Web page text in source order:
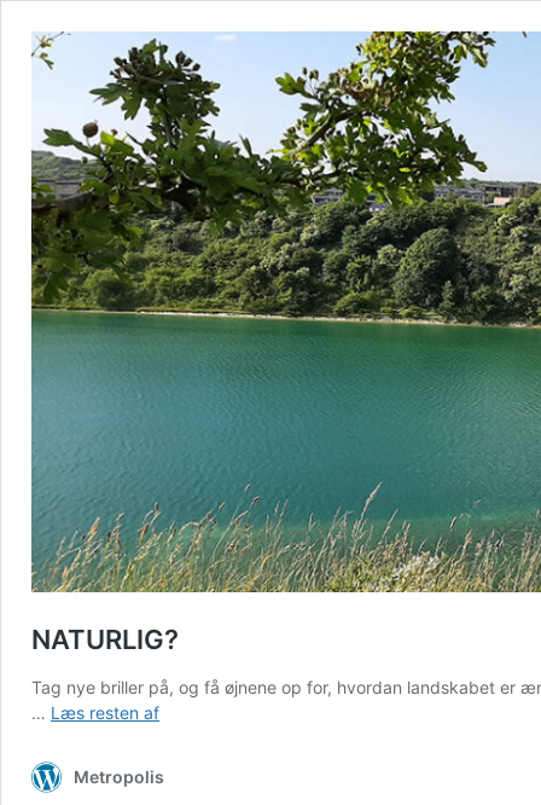
NATURLIG?
Tag nye briller på, og få øjnene op for, hvordan landskabet er
… Læs resten afNATURLIG?
Metropolis